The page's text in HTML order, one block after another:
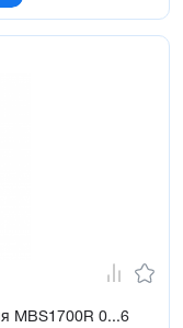
MBS1700R 0...6